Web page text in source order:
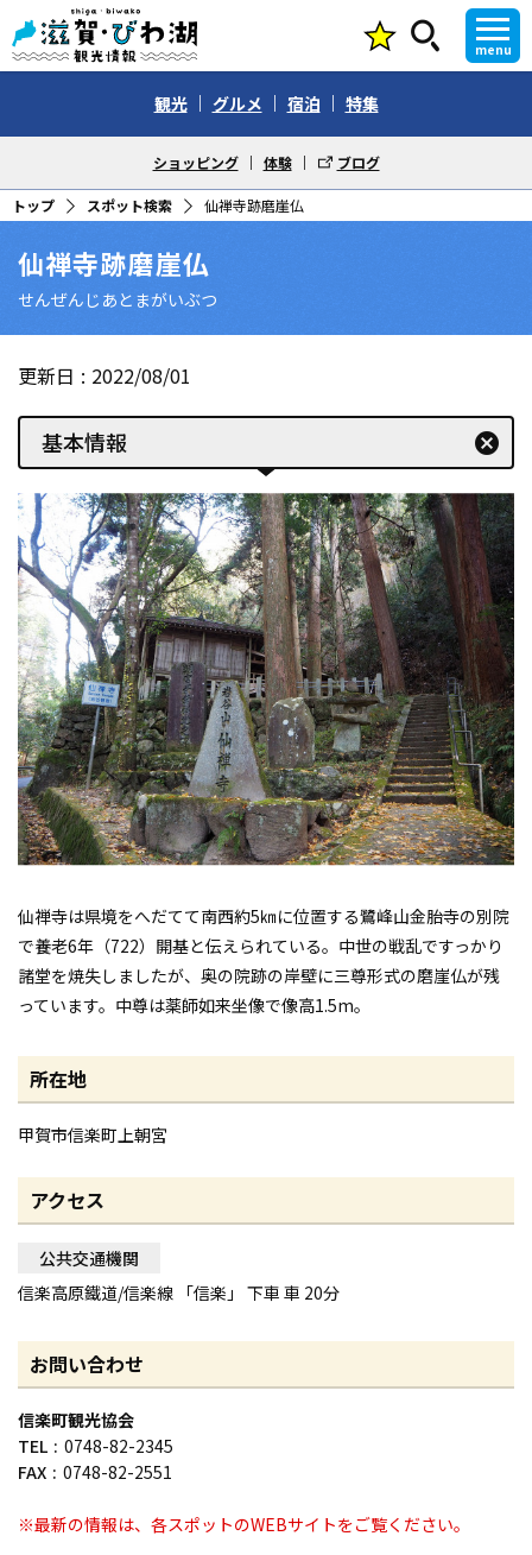
menu
観光 グルメ 宿泊 特集
ショッピング 体験 ブログ
トップ スポット検索 仙禅寺跡磨崖仏
仙禅寺跡磨崖仏
せんぜんじあとまがいぶつ
更新日 2022/08/01
基本情報 cancel
仙禅寺は県境をへだてて南西約5㎞に位置する鷺峰山金胎寺の別院
で養老6年（722）開基と伝えられている。中世の戦乱ですっかり
諸堂を焼失しましたが、奥の院跡の岸壁に三尊形式の磨崖仏が残
っています。中尊は薬師如来坐像で像高1.5m。
所在地
甲賀市信楽町上朝宮
アクセス
公共交通機関
信楽高原鐵道/信楽線 「信楽」 下車 車 20分
お問い合わせ
信楽町観光協会
TEL
0748-82-2345
FAX
0748-82-2551
※最新の情報は、各スポットのWEBサイトをご覧ください。